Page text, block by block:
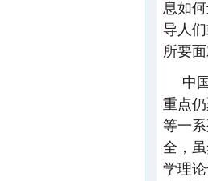
息如
导人
所要面
中
重点
等一
全，
学理